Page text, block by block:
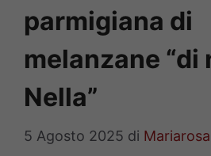
parmigiana di
melanzane “di
Nella”
5 Agosto 2025 di